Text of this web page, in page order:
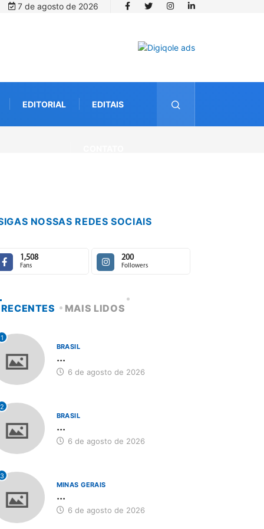
7 de agosto de 2026
EDITORIAL EDITAIS
NOSSAS REDES SOCIAIS
1,508
Fans
200
Followers
RECENTES MAIS LIDOS
1
BRASIL
...
6 de agosto de 2026
2
BRASIL
...
6 de agosto de 2026
3
MINAS GERAIS
...
6 de agosto de 2026